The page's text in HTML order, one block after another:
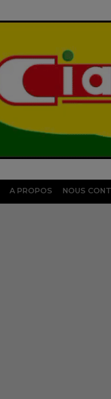
A PROPOS NOUS